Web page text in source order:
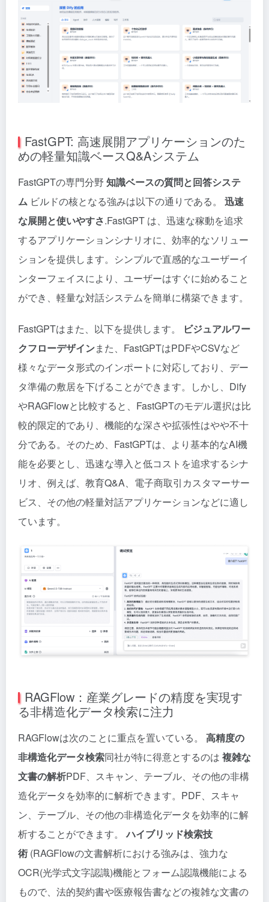
FastGPT: 高速展開アプリケーションのた
めの軽量知識ベースQ&Aシステム
FastGPTの専門分野 知識ベースの質問と回答システ
ム ビルドの核となる強みは以下の通りである。 迅速
な展開と使いやすさ.FastGPT は、迅速な稼動を追求
するアプリケーションシナリオに、効率的なソリュー
ションを提供します。シンプルで直感的なユーザーイ
ンターフェイスにより、ユーザーはすぐに始めること
ができ、軽量な対話システムを簡単に構築できます。
FastGPTはまた、以下を提供します。
ビジュアルワー
クフローデザインまた、FastGPTはPDFやCSVなど
様々なデータ形式のインポートに対応しており、デー
タ準備の敷居を下げることができます。しかし、Dify
やRAGFlowと比較すると、FastGPTのモデル選択は比
較的限定的であり、機能的な深さや拡張性はやや不十
分である。そのため、FastGPTは、より基本的なAI機
能を必要とし、迅速な導入と低コストを追求するシナ
リオ、例えば、教育Q&A、電子商取引カスタマーサー
ビス、その他の軽量対話アプリケーションなどに適し
ています。
RAGFlow：産業グレードの精度を実現す
る非構造化データ検索に注力
RAGFlowは次のことに重点を置いている。 高精度の
非構造化データ検索同社が特に得意とするのは 複雑な
文書の解析PDF、スキャン、テーブル、その他の非構
造化データを効率的に解析できます。PDF、スキャ
ン、テーブル、その他の非構造化データを効率的に解
析することができます。ハイブリッド検索技
術 (RAGFlowの文書解析における強みは、強力な
OCR(光学式文字認識)機能とフォーム認識機能による
もので、法的契約書や医療報告書などの複雑な文書の